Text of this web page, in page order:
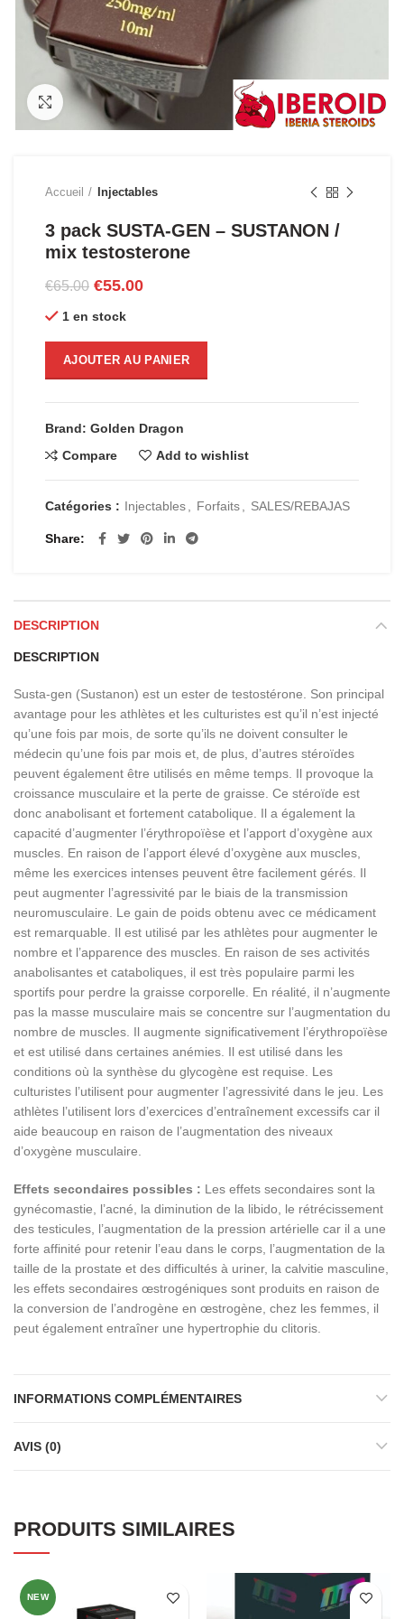
Click to enlarge
Accueil Injectables
3 pack SUSTA-GEN – SUSTANON /
mix testosterone
€65.00 Le
initial
était :
€65.00.
€55.00Le
est :
€55.00.
1 en stock
AJOUTER AU PANIER
Brand: Golden Dragon
Compare
Add to wishlist
Catégories : Injectables Forfaits SALES/REBAJAS
Share
DESCRIPTION
DESCRIPTION
Susta-gen (Sustanon) est un ester de testostérone. Son principal
avantage pour les athlètes et les culturistes est qu’il n’est injecté
qu’une fois par mois, de sorte qu’ils ne doivent consulter le
médecin qu’une fois par mois et, de plus, d’autres stéroïdes
peuvent également être utilisés en même temps. Il provoque la
croissance musculaire et la perte de graisse. Ce stéroïde est
donc anabolisant et fortement catabolique. Il a également la
capacité d’augmenter l’érythropoïèse et l’apport d’oxygène aux
muscles. En raison de l’apport élevé d’oxygène aux muscles,
même les exercices intenses peuvent être facilement gérés. Il
peut augmenter l’agressivité par le biais de la transmission
neuromusculaire. Le gain de poids obtenu avec ce médicament
est remarquable. Il est utilisé par les athlètes pour augmenter le
nombre et l’apparence des muscles. En raison de ses activités
anabolisantes et cataboliques, il est très populaire parmi les
sportifs pour perdre la graisse corporelle. En réalité, il n’augmente
pas la masse musculaire mais se concentre sur l’augmentation du
nombre de muscles. Il augmente significativement l’érythropoïèse
et est utilisé dans certaines anémies. Il est utilisé dans les
conditions où la synthèse du glycogène est requise. Les
culturistes l’utilisent pour augmenter l’agressivité dans le jeu. Les
athlètes l’utilisent lors d’exercices d’entraînement excessifs car il
aide beaucoup en raison de l’augmentation des niveaux
d’oxygène musculaire.
Effets secondaires possibles : Les effets secondaires sont la
gynécomastie, l’acné, la diminution de la libido, le rétrécissement
des testicules, l’augmentation de la pression artérielle car il a une
forte affinité pour retenir l’eau dans le corps, l’augmentation de la
taille de la prostate et des difficultés à uriner, la calvitie masculine,
les effets secondaires œstrogéniques sont produits en raison de
la conversion de l’androgène en œstrogène, chez les femmes, il
peut également entraîner une hypertrophie du clitoris.
INFORMATIONS COMPLÉMENTAIRES
AVIS (0)
PRODUITS SIMILAIRES
NEW